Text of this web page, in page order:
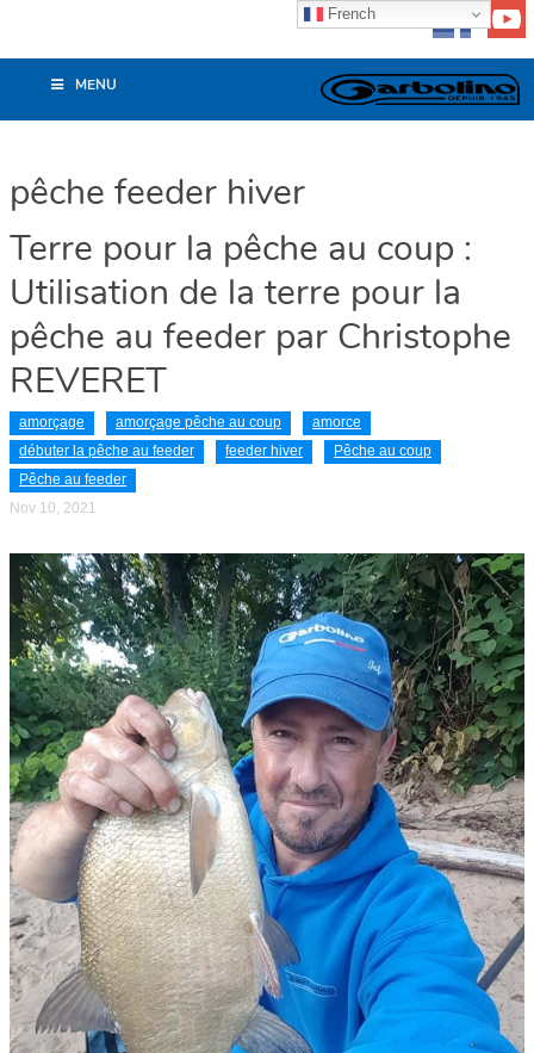
MENU
pêche feeder hiver
Terre pour la pêche au coup :
Utilisation de la terre pour la
pêche au feeder par Christophe
REVERET
amorçage amorçage pêche au coup
amorce
débuter la pêche au feeder
feeder hiver
Pêche au coup
Pêche au feeder
Nov 10, 2021
French